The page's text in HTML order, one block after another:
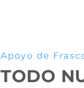
Apoyo de
TODO